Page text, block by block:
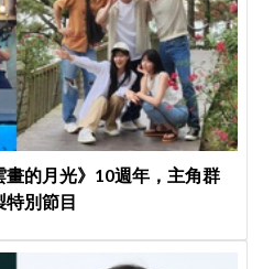
的月光》10週年，主角群
特別節目